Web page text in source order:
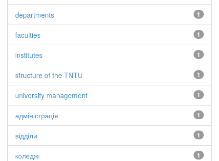
1
departments
1
faculties
1
institutes
1
structure of the TNTU
1
university management
1
адміністрація
1
відділи
1
коледжі